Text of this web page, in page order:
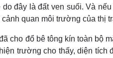
đây là đất ven suối. Và
quan môi trường của thị
cho đổ bê tông kín toàn bộ
trường cho thấy, diện